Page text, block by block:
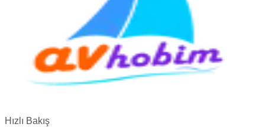
Hızlı Bakış